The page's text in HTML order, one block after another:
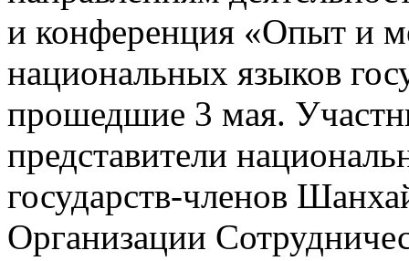
и конференция «Опыт и
национальных языков
прошедшие 3 мая.
представители
государств-членов
Организации